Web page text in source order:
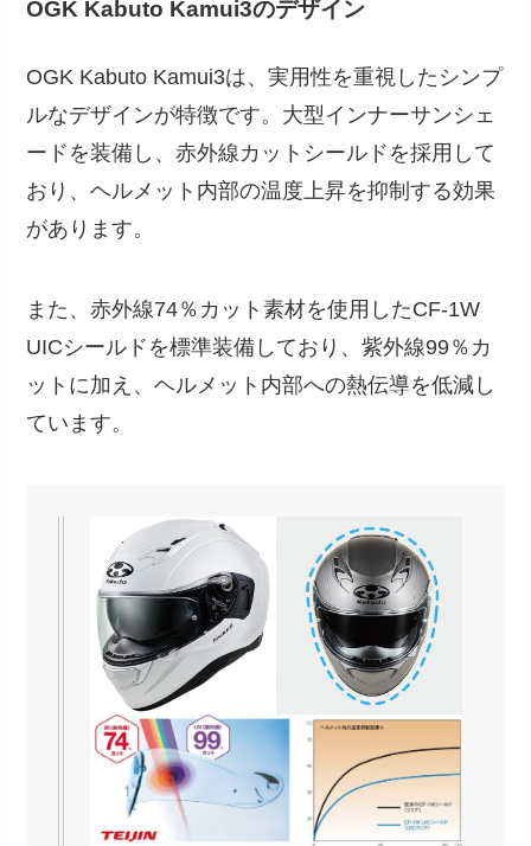
OGK Kabuto Kamui3のデザイン
OGK Kabuto Kamui3は、実用性を重視したシンプ
ルなデザインが特徴です。大型インナーサンシェ
ードを装備し、赤外線カットシールドを採用して
おり、ヘルメット内部の温度上昇を抑制する効果
があります。
また、赤外線74％カット素材を使用したCF-1W
UICシールドを標準装備しており、紫外線99％カ
ットに加え、ヘルメット内部への熱伝導を低減し
ています。